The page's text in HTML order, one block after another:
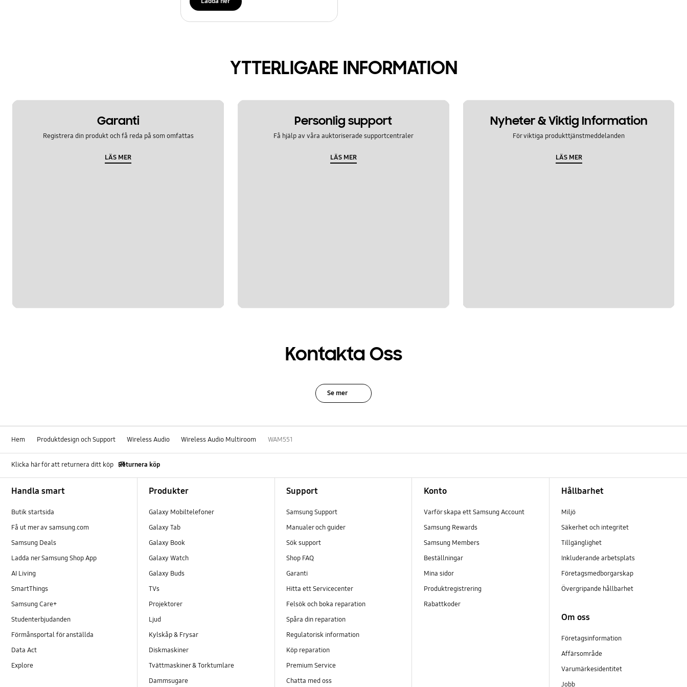
YTTERLIGARE INFORMATION
Garanti
Registrera din produkt och få reda på som omfattas
LÄS MER
Personlig support
Få hjälp av våra auktoriserade supportcentraler
LÄS MER
Nyheter & Viktig Information
För viktiga produkttjänstmeddelanden
LÄS MER
Kontakta Oss
Se mer
Hem Produktdesign och Support Wireless Audio Wireless Audio Multiroom WAM551
Klicka här för att returnera ditt köp Returnera köp
Handla smart
Butik startsida
Få ut mer av samsung.com
Samsung Deals
Ladda ner Samsung Shop App
AI Living
SmartThings
Samsung Care+
Studenterbjudanden
Förmånsportal för anställda
Data Act
Explore
Produkter
Galaxy Mobiltelefoner
Galaxy Tab
Galaxy Book
Galaxy Watch
Galaxy Buds
TVs
Projektorer
Ljud
Kylskåp & Frysar
Diskmaskiner
Tvättmaskiner & Torktumlare
Dammsugare
Support
Samsung Support
Manualer och guider
Sök support
Shop FAQ
Garanti
Hitta ett Servicecenter
Felsök och boka reparation
Spåra din reparation
Regulatorisk information
Köp reparation
Premium Service
Chatta med oss
Konto
Varför skapa ett Samsung Account
Samsung Rewards
Samsung Members
Beställningar
Mina sidor
Produktregistrering
Rabattkoder
Hållbarhet
Miljö
Säkerhet och integritet
Tillgänglighet
Inkluderande arbetsplats
Företagsmedborgarskap
Övergripande hållbarhet
Om oss
Företagsinformation
Affärsområde
Varumärkesidentitet
Jobb